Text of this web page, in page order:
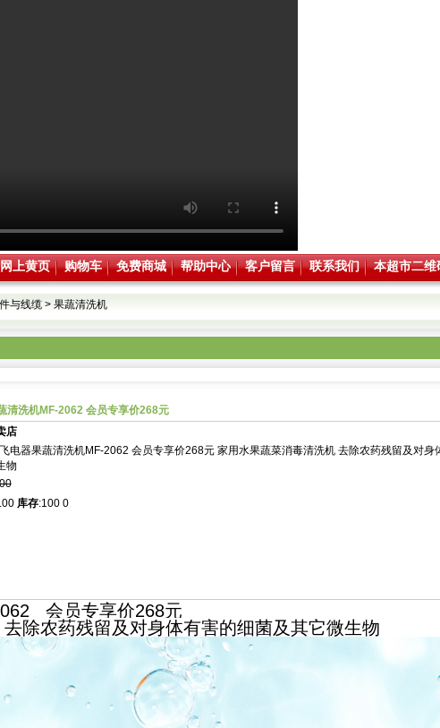
网上黄页 购物车 免费商城 帮助中心 客户留言 联系我们 本超市二维
与线缆 > 果蔬清洗机
清洗机MF-2062 会员专享价268元
店
电器果蔬清洗机MF-2062 会员专享价268元 家用水果蔬菜消毒清洗机 去除农药残留及对身
物
库存:100 0
会员专享价268元
除农药残留及对身体有害的细菌及其它微生物